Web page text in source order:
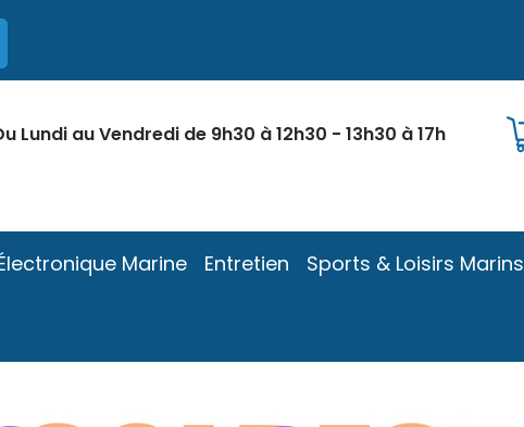
Lundi au Vendredi de 9h30 à 12h30 - 13h30 à 17h
Marine Entretien Sports & Loisirs Marins